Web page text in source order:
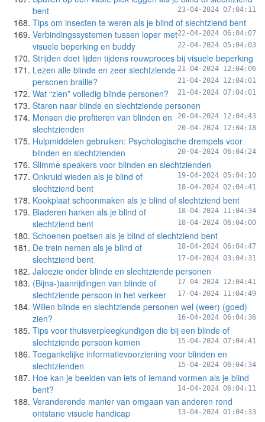
bent
23-04-2024 07:04:11
Tips om insecten te weren als je blind of slechtziend bent
22-04-2024 06:04:07
Verbindingssystemen tussen loper met
visuele beperking en buddy
22-04-2024 05:04:03
Strijden doet lijden tijdens rouwproces bij visuele beperking
21-04-2024 12:04:06
Lezen alle blinde en zeer slechtziende
personen braille?
21-04-2024 12:04:01
Wat “zien” volledig blinde personen? 21-04-2024 07:04:01
Staren naar blinde en slechtziende personen
20-04-2024 12:04:43
Mensen die profiteren van blinden en
slechtzienden
20-04-2024 12:04:18
Hulpmiddelen gebruiken: Psychologische drempels voor
blinden en slechtzienden
20-04-2024 06:04:24
Slimme speakers voor blinden en slechtzienden
19-04-2024 05:04:10
Onkruid wieden als je blind of
slechtziend bent
18-04-2024 02:04:41
Kookplaat schoonmaken als je blind of slechtziend bent
18-04-2024 11:04:34
Bladeren harken als je blind of
slechtziend bent
18-04-2024 06:04:00
Schoenen poetsen als je blind of slechtziend bent
18-04-2024 06:04:47
De trein nemen als je blind of
slechtziend bent
17-04-2024 03:04:31
Jaloezie onder blinde en slechtziende personen
17-04-2024 12:04:41
(Bijna-)aanrijdingen van blinde of
slechtziende persoon in het verkeer
17-04-2024 11:04:49
Willen blinde en slechtziende personen wel (weer) (goed)
zien?
16-04-2024 06:04:36
Tips voor thuisverpleegkundigen die bij een blinde of
slechtziende persoon komen
15-04-2024 07:04:41
Toegankelijke informatievoorziening voor blinden en
slechtzienden
15-04-2024 06:04:34
Hoe kan je beelden van iets of iemand vormen als je blind
bent?
14-04-2024 06:04:11
Veranderende manier van omgaan van anderen rond
ontstane visuele handicap
13-04-2024 01:04:33